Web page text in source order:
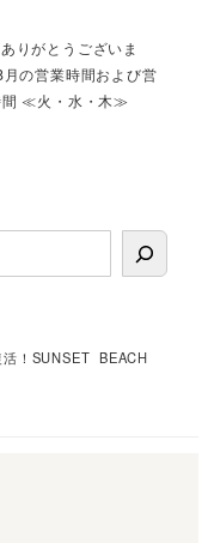
りがとうございま
の営業時間および営
間 ≪火・水・木≫
活！SUNSET BEACH